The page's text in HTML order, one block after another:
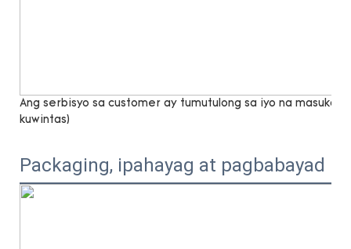
Ang serbisyo sa customer ay tumutulong sa iyo na masukat
kuwintas)
Packaging, ipahayag at pagbabayad